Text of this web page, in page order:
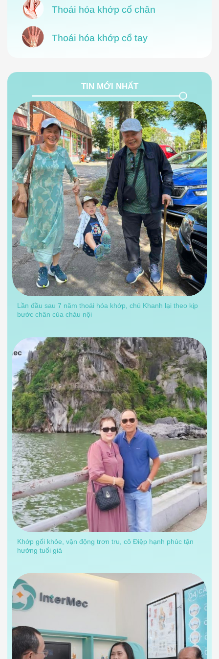
Thoái hóa khớp cổ chân
Thoái hóa khớp cổ tay
TIN MỚI NHẤT
Lần đầu sau 7 năm thoái hóa khớp, chú Khanh lại theo kịp
bước chân của cháu nội
Khớp gối khỏe, vận động trơn tru, cô Điệp hạnh phúc tận
hưởng tuổi già